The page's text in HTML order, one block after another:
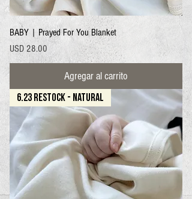
BABY | Prayed For You Blanket
Precio
USD 28.00
Agregar al carrito
6.23 RESTOCK - NATURAL